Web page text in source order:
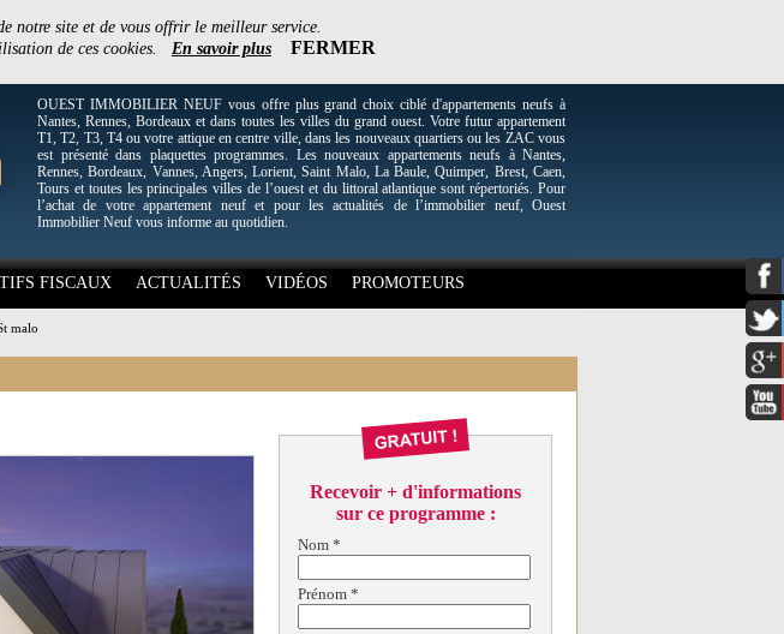
notre site et de vous offrir le meilleur service.
de ces cookies. En savoir plus FERMER
OUEST IMMOBILIER NEUF vous offre plus grand choix ciblé d'appartements neufs à
Nantes, Rennes, Bordeaux et dans toutes les villes du grand ouest. Votre futur appartement
T1, T2, T3, T4 ou votre attique en centre ville, dans les nouveaux quartiers ou les ZAC vous
est présenté dans plaquettes programmes. Les nouveaux appartements neufs à Nantes,
Rennes, Bordeaux, Vannes, Angers, Lorient, Saint Malo, La Baule, Quimper, Brest, Caen,
Tours et toutes les principales villes de l’ouest et du littoral atlantique sont répertoriés. Pour
l’achat de votre appartement neuf et pour les actualités de l’immobilier neuf, Ouest
Immobilier Neuf vous informe au quotidien.
FISCAUX ACTUALITÉS VIDÉOS PROMOTEURS
malo
Recevoir + d'informations
sur ce programme :
Nom *
Prénom *